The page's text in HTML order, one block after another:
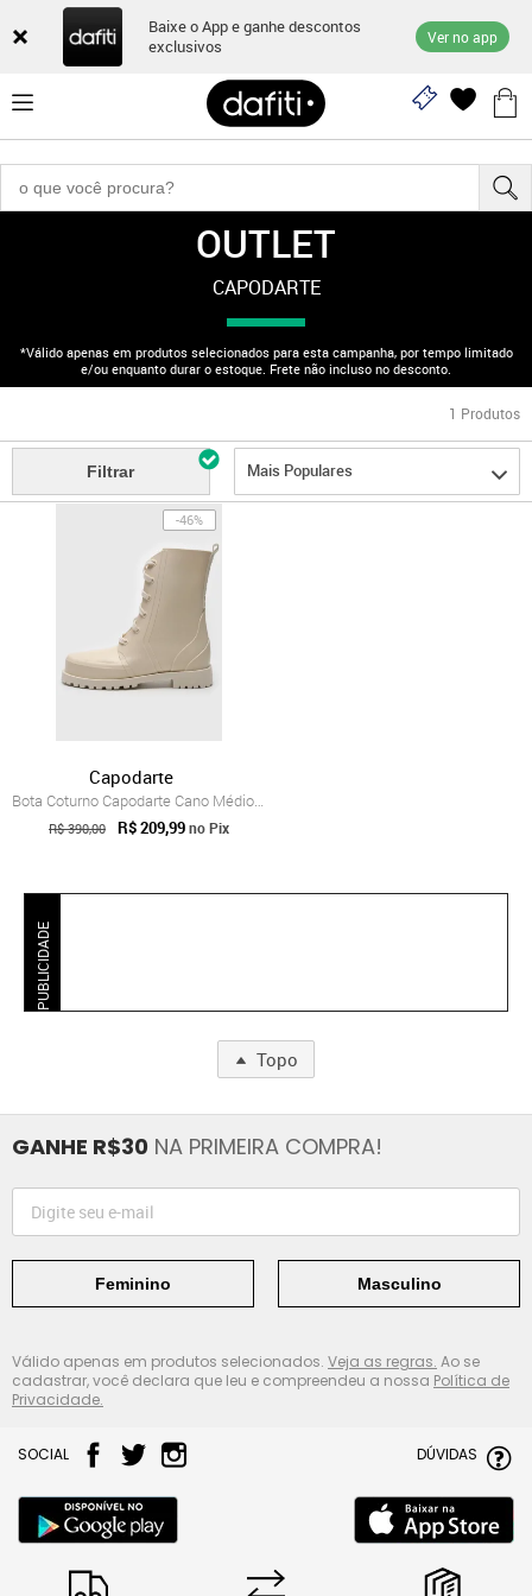
Baixe o App e ganhe descontos
exclusivos
Ver no app
OUTLET
CAPODARTE
*Válido apenas em produtos selecionados para esta campanha, por tempo limitado
e/ou enquanto durar o estoque. Frete não incluso no desconto.
1 Produtos
Filtrar Mais Populares
-46%
Capodarte
Bota Coturno Capodarte Cano Médio Lisa Off-White
R$ 390,00 R$ 209,99no Pix
PUBLICIDADE
Topo
GANHE R$30 NA PRIMEIRA COMPRA!
Feminino Masculino
Válido apenas em produtos selecionados. Veja as regras. Ao se
cadastrar, você declara que leu e compreendeu a nossa Política de
Privacidade.
SOCIAL DÚVIDAS